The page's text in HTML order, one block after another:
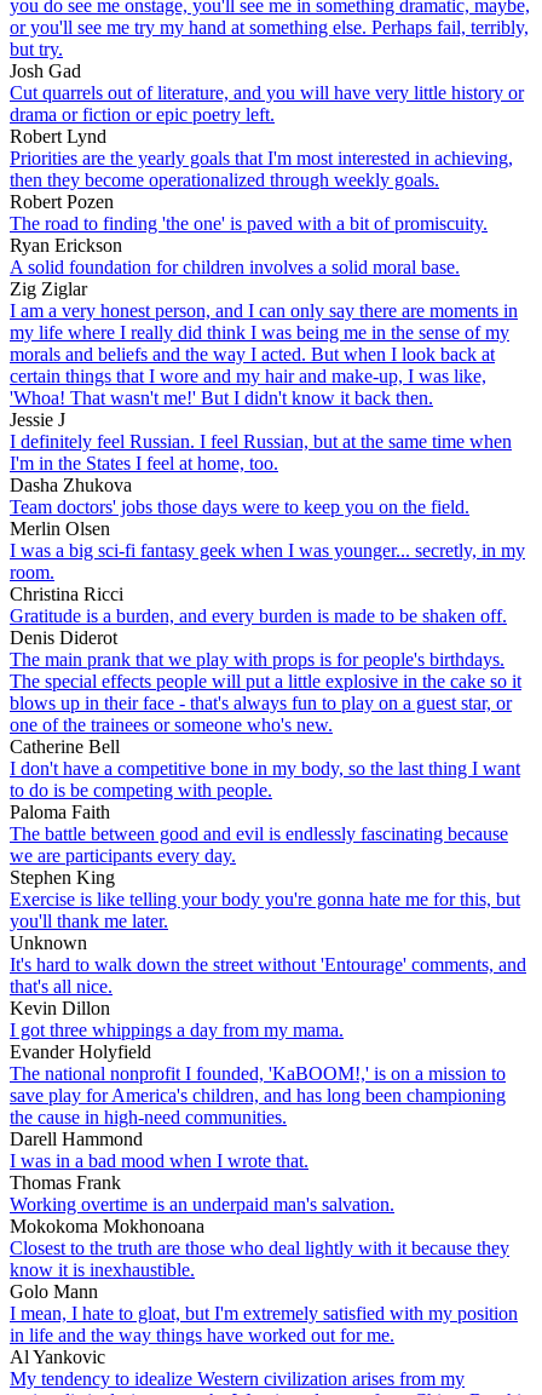
you do see me onstage, you'll see me in something dramatic, maybe,
or you'll see me try my hand at something else. Perhaps fail, terribly,
but try.
Josh Gad
Cut quarrels out of literature, and you will have very little history or
drama or fiction or epic poetry left.
Robert Lynd
Priorities are the yearly goals that I'm most interested in achieving,
then they become operationalized through weekly goals.
Robert Pozen
The road to finding 'the one' is paved with a bit of promiscuity.
Ryan Erickson
A solid foundation for children involves a solid moral base.
Zig Ziglar
I am a very honest person, and I can only say there are moments in
my life where I really did think I was being me in the sense of my
morals and beliefs and the way I acted. But when I look back at
certain things that I wore and my hair and make-up, I was like,
'Whoa! That wasn't me!' But I didn't know it back then.
Jessie J
I definitely feel Russian. I feel Russian, but at the same time when
I'm in the States I feel at home, too.
Dasha Zhukova
Team doctors' jobs those days were to keep you on the field.
Merlin Olsen
I was a big sci-fi fantasy geek when I was younger... secretly, in my
room.
Christina Ricci
Gratitude is a burden, and every burden is made to be shaken off.
Denis Diderot
The main prank that we play with props is for people's birthdays.
The special effects people will put a little explosive in the cake so it
blows up in their face - that's always fun to play on a guest star, or
one of the trainees or someone who's new.
Catherine Bell
I don't have a competitive bone in my body, so the last thing I want
to do is be competing with people.
Paloma Faith
The battle between good and evil is endlessly fascinating because
we are participants every day.
Stephen King
Exercise is like telling your body you're gonna hate me for this, but
you'll thank me later.
Unknown
It's hard to walk down the street without 'Entourage' comments, and
that's all nice.
Kevin Dillon
I got three whippings a day from my mama.
Evander Holyfield
The national nonprofit I founded, 'KaBOOM!,' is on a mission to
save play for America's children, and has long been championing
the cause in high-need communities.
Darell Hammond
I was in a bad mood when I wrote that.
Thomas Frank
Working overtime is an underpaid man's salvation.
Mokokoma Mokhonoana
Closest to the truth are those who deal lightly with it because they
know it is inexhaustible.
Golo Mann
I mean, I hate to gloat, but I'm extremely satisfied with my position
in life and the way things have worked out for me.
Al Yankovic
My tendency to idealize Western civilization arises from my